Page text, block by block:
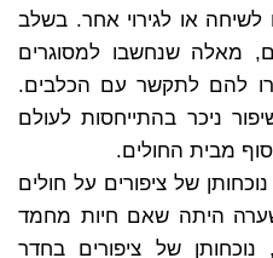
או לגירוי אחר. בשלב
50 מאושפזים, מאלה שנחשבו למסוגרים
להם לתקשר עם הכלבים.
הראו שיפור ניכר בהתייחסות לעולם
מבית החולים.
של ציפורים על חולים
היתה שאם חיות מחמד
נוכחותן של ציפורים בחדר